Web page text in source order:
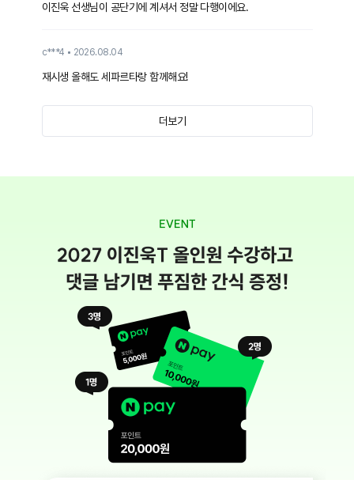
이진욱 선생님이 공단기에 계셔서 정말 다행이에요.
c***4 2026.08.04
재시생 올해도 세파르타랑 함께해요!
더보기